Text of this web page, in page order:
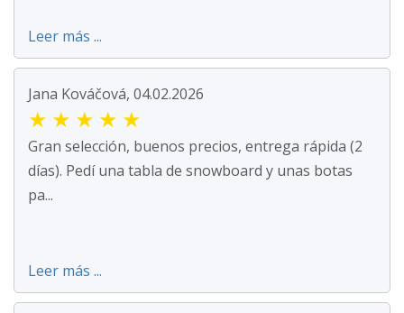
Leer más ...
Jana Kováčová, 04.02.2026
★ ★ ★ ★ ★
Gran selección, buenos precios, entrega rápida (2
días). Pedí una tabla de snowboard y unas botas
pa...
Leer más ...